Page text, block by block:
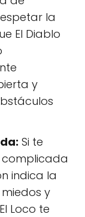
la
El Diablo
y
Si te
complicada
indica la
y
Loco te